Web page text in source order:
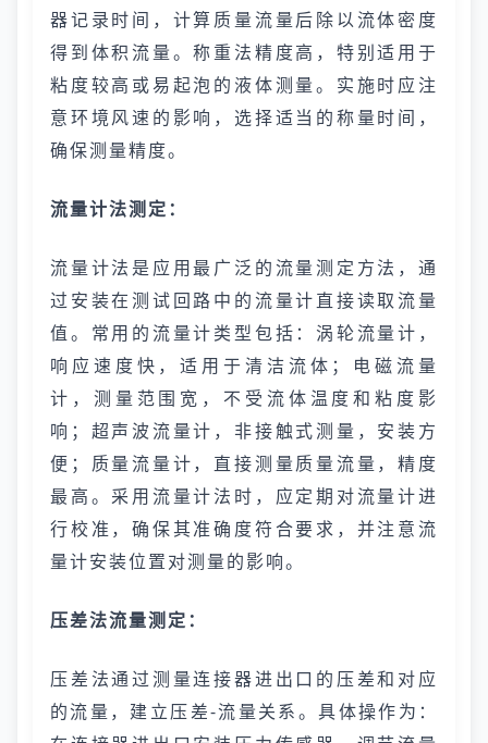
器记录时间，计算质量流量后除以流体密度
得到体积流量。称重法精度高，特别适用于
粘度较高或易起泡的液体测量。实施时应注
意环境风速的影响，选择适当的称量时间，
确保测量精度。
流量计法测定：
流量计法是应用最广泛的流量测定方法，通
过安装在测试回路中的流量计直接读取流量
值。常用的流量计类型包括：涡轮流量计，
响应速度快，适用于清洁流体；电磁流量
计，测量范围宽，不受流体温度和粘度影
响；超声波流量计，非接触式测量，安装方
便；质量流量计，直接测量质量流量，精度
最高。采用流量计法时，应定期对流量计进
行校准，确保其准确度符合要求，并注意流
量计安装位置对测量的影响。
压差法流量测定：
压差法通过测量连接器进出口的压差和对应
的流量，建立压差-流量关系。具体操作为：